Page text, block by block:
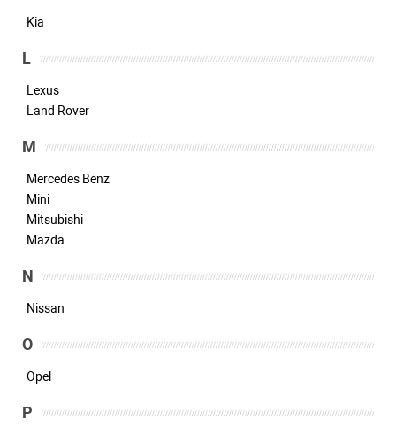
Kia
L
Lexus
Land Rover
M
Mercedes Benz
Mini
Mitsubishi
Mazda
N
Nissan
O
Opel
P